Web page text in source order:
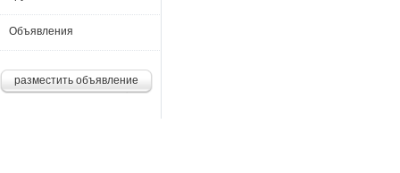
Объявления
разместить объявление